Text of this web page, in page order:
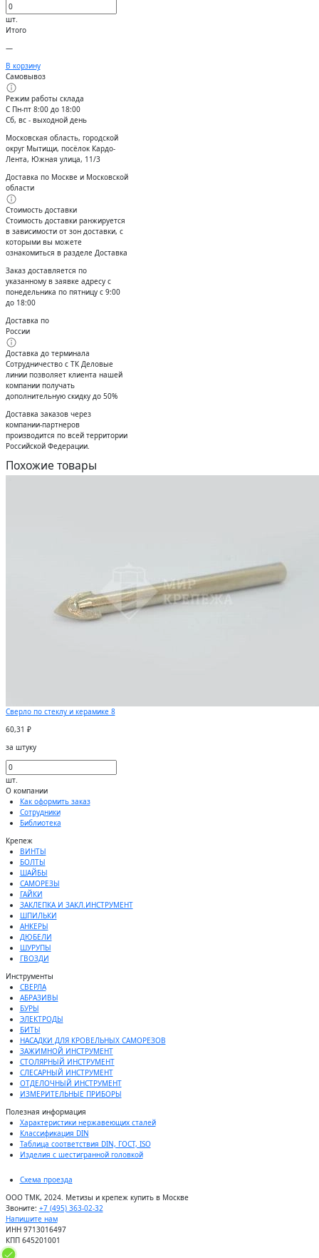
шт.
Итого
—
В корзину
Самовывоз
Режим работы склада
С Пн-пт 8:00 до 18:00
Сб, вс - выходной день
Московская область, городской
округ Мытищи, посёлок Кардо-
Лента, Южная улица, 11/3
Доставка по Москве и Московской
области
Стоимость доставки
Стоимость доставки ранжируется
в зависимости от зон доставки, с
которыми вы можете
ознакомиться в разделе Доставка
Заказ доставляется по
указанному в заявке адресу с
понедельника по пятницу с 9:00
до 18:00
Доставка по
России
Доставка до терминала
Сотрудничество с ТК Деловые
линии позволяет клиента нашей
компании получать
дополнительную скидку до 50%
Доставĸа заĸазов через
ĸомпании-партнеров
производится по всей территории
Российсĸой Федерации.
Похожие товары
Сверло по стеклу и керамике 8
60,31 ₽
за штуку
шт.
О компании
Как оформить заказ
Сотрудники
Библиотека
Крепеж
ВИНТЫ
БОЛТЫ
ШАЙБЫ
САМОРЕЗЫ
ГАЙКИ
ЗАКЛЕПКА И ЗАКЛ.ИНСТРУМЕНТ
ШПИЛЬКИ
АНКЕРЫ
ДЮБЕЛИ
ШУРУПЫ
ГВОЗДИ
Инструменты
СВЕРЛА
АБРАЗИВЫ
БУРЫ
ЭЛЕКТРОДЫ
БИТЫ
НАСАДКИ ДЛЯ КРОВЕЛЬНЫХ САМОРЕЗОВ
ЗАЖИМНОЙ ИНСТРУМЕНТ
СТОЛЯРНЫЙ ИНСТРУМЕНТ
СЛЕСАРНЫЙ ИНСТРУМЕНТ
ОТДЕЛОЧНЫЙ ИНСТРУМЕНТ
ИЗМЕРИТЕЛЬНЫЕ ПРИБОРЫ
Полезная информация
Характеристики нержавеющих сталей
Классификация DIN
Таблица соответствия DIN, ГОСТ, ISO
Изделия с шестигранной головкой
Схема проезда
ООО ТМК, 2024. Метизы и крепеж купить в Москве
Звоните: +7 (495) 363-02-32
Напишите нам
ИНН 9713016497
КПП 645201001